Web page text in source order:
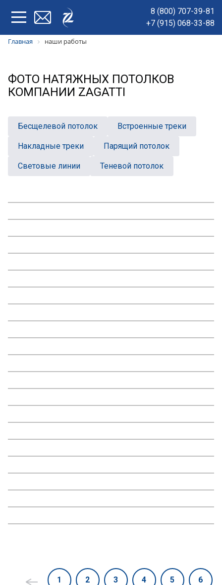
8 (800) 707-39-81
+7 (915) 068-33-88
Главная наши работы
ФОТО НАТЯЖНЫХ ПОТОЛКОВ
КОМПАНИИ ZAGATTI
Беcщелевой потолок Встроенные треки
Накладные треки Парящий потолок
Световые линии Теневой потолок
1 2 3 4 5 6